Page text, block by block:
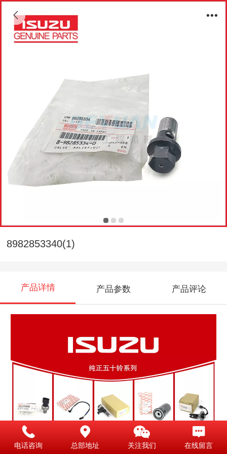
8982853340(1)
产品详情 产品参数 产品评论
电话咨询 总部地址 关注我们 在线留言